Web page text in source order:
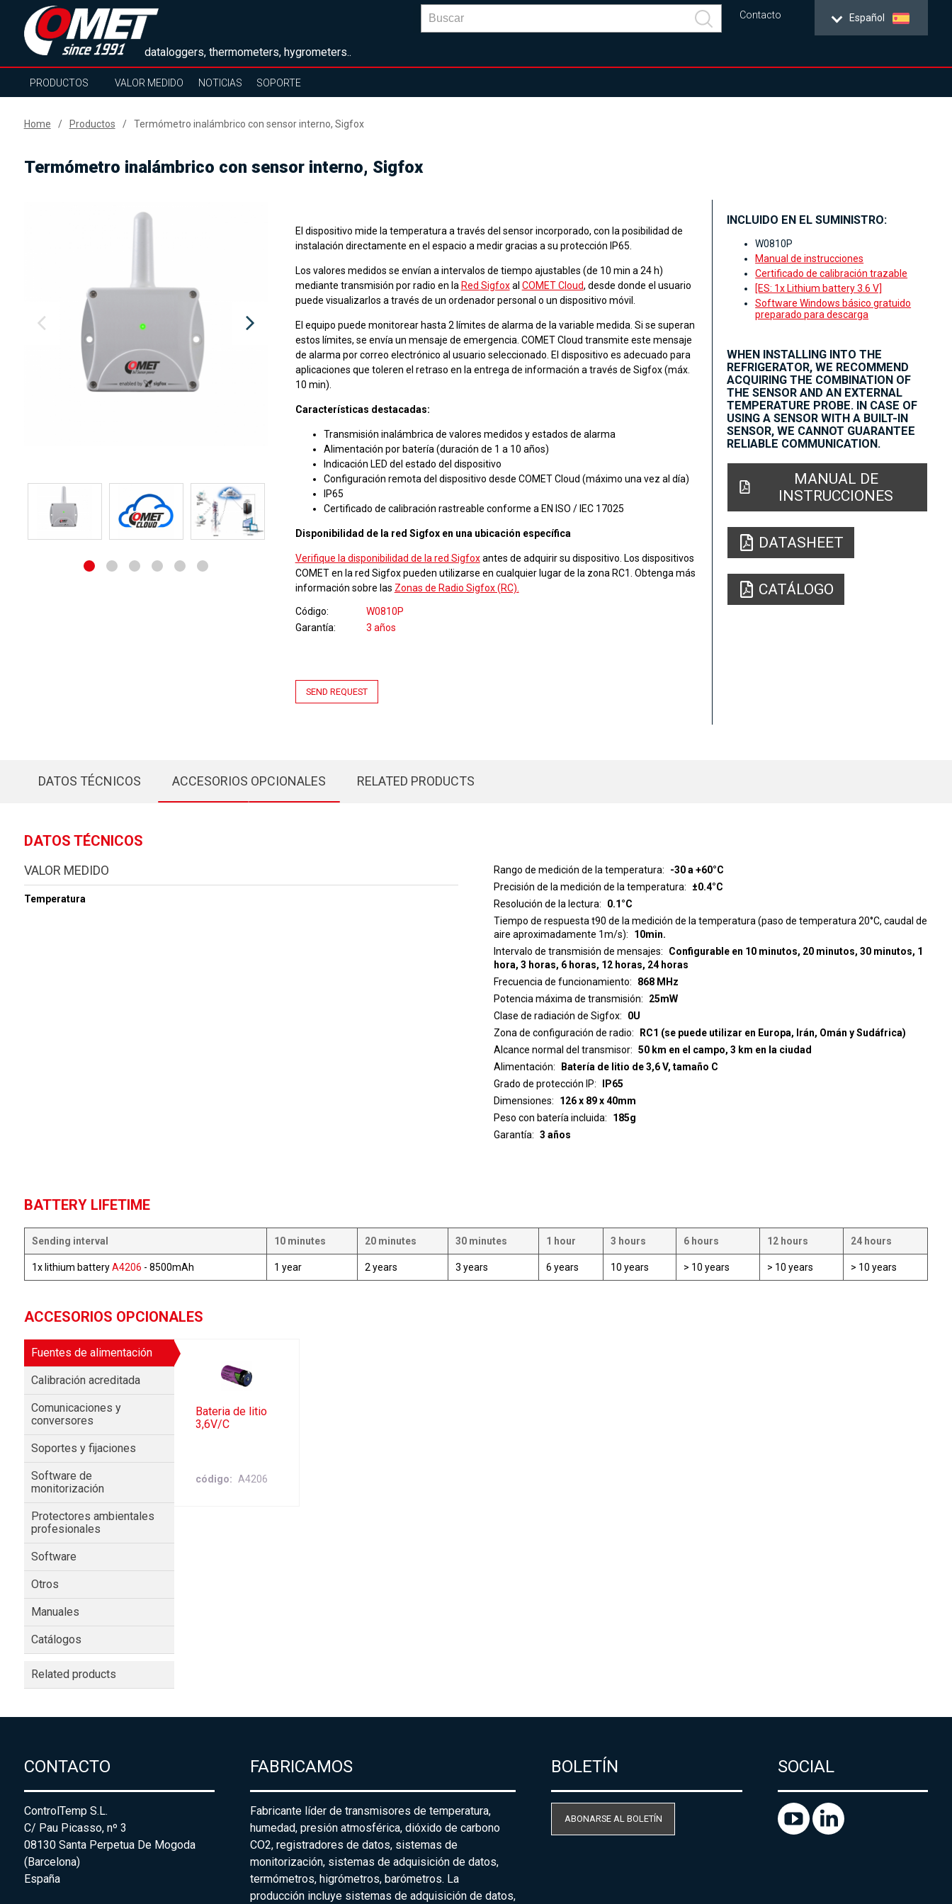
dataloggers, thermometers, hygrometers..
Español
Contacto
PRODUCTOS VALOR MEDIDO NOTICIAS SOPORTE
Home Productos Termómetro inalámbrico con sensor interno, Sigfox
Termómetro inalámbrico con sensor interno, Sigfox
El dispositivo mide la temperatura a través del sensor incorporado, con la posibilidad de
instalación directamente en el espacio a medir gracias a su protección IP65.
Los valores medidos se envían a intervalos de tiempo ajustables (de 10 min a 24 h)
mediante transmisión por radio en la Red Sigfoxal COMET Cloud, desde donde el usuario
puede visualizarlos a través de un ordenador personal o un dispositivo móvil.
El equipo puede monitorear hasta 2 límites de alarma de la variable medida. Si se superan
estos límites, se envía un mensaje de emergencia. COMET Cloud transmite este mensaje
de alarma por correo electrónico al usuario seleccionado. El dispositivo es adecuado para
aplicaciones que toleren el retraso en la entrega de información a través de Sigfox (máx.
10 min).
Características destacadas:
Transmisión inalámbrica de valores medidos y estados de alarma
Alimentación por batería (duración de 1 a 10 años)
Indicación LED del estado del dispositivo
Configuración remota del dispositivo desde COMET Cloud (máximo una vez al día)
IP65
Certificado de calibración rastreable conforme a EN ISO / IEC 17025
Disponibilidad de la red Sigfox en una ubicación específica
Verifique la disponibilidad de la red Sigfoxantes de adquirir su dispositivo. Los dispositivos
COMET en la red Sigfox pueden utilizarse en cualquier lugar de la zona RC1. Obtenga más
información sobre las Zonas de Radio Sigfox (RC).
Código
W0810P
Garantía
3 años
SEND REQUEST
INCLUIDO EN EL SUMINISTRO:
W0810P
Manual de instrucciones
Certificado de calibración trazable
[ES: 1x Lithium battery 3.6 V]
Software Windows básico gratuido
preparado para descarga
WHEN INSTALLING INTO THE
REFRIGERATOR, WE RECOMMEND
ACQUIRING THE COMBINATION OF
THE SENSOR AND AN EXTERNAL
TEMPERATURE PROBE. IN CASE OF
USING A SENSOR WITH A BUILT-IN
SENSOR, WE CANNOT GUARANTEE
RELIABLE COMMUNICATION.
MANUAL DE
INSTRUCCIONES
DATASHEET
CATÁLOGO
DATOS TÉCNICOS ACCESORIOS OPCIONALES RELATED PRODUCTS
DATOS TÉCNICOS
VALOR MEDIDO
Temperatura
Rango de medición de la temperatura
-30 a +60°C
Precisión de la medición de la temperatura
±0.4°C
Resolución de la lectura
0.1°C
Tiempo de respuesta t90 de la medición de la temperatura (paso de temperatura 20°C, caudal de
aire aproximadamente 1m/s)
10min.
Intervalo de transmisión de mensajes
Configurable en 10 minutos, 20 minutos, 30 minutos, 1
hora, 3 horas, 6 horas, 12 horas, 24 horas
Frecuencia de funcionamiento
868 MHz
Potencia máxima de transmisión
25mW
Clase de radiación de Sigfox
0U
Zona de configuración de radio
RC1 (se puede utilizar en Europa, Irán, Omán y Sudáfrica)
Alcance normal del transmisor
50 km en el campo, 3 km en la ciudad
Alimentación
Batería de litio de 3,6 V, tamaño C
Grado de protección IP
IP65
Dimensiones
126 x 89 x 40mm
Peso con batería incluida
185g
Garantía
3 años
BATTERY LIFETIME
Sending interval 10 minutes 20 minutes 30 minutes 1 hour 3 hours 6 hours 12 hours 24 hours
1x lithium batteryA4206 - 8500mAh 1 year 2 years 3 years 6 years 10 years > 10 years > 10 years > 10 years
ACCESORIOS OPCIONALES
Fuentes de alimentación
Calibración acreditada
Comunicaciones y
conversores
Soportes y fijaciones
Software de
monitorización
Protectores ambientales
profesionales
Software
Otros
Manuales
Catálogos
Related products
Bateria de litio
3,6V/C
código A4206
CONTACTO
ControlTemp S.L.
C/ Pau Picasso, nº 3
08130 Santa Perpetua De Mogoda
(Barcelona)
España
FABRICAMOS
Fabricante líder de transmisores de temperatura,
humedad, presión atmosférica, dióxido de carbono
CO2, registradores de datos, sistemas de
monitorización, sistemas de adquisición de datos,
termómetros, higrómetros, barómetros. La
producción incluye sistemas de adquisición de datos,
BOLETÍN
ABONARSE AL BOLETÍN
SOCIAL